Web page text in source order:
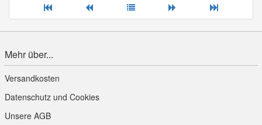
Mehr über...
Versandkosten
Datenschutz und Cookies
Unsere AGB